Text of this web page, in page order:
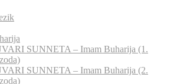
SUNNETA – Imam Buharija (1.
SUNNETA – Imam Buharija (2.